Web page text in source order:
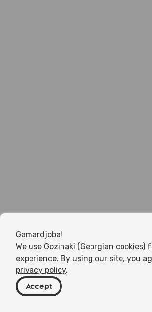
Gamardjoba!
We use Gozinaki (Georgian cookies)
experience. By using our site, you
privacy policy.
Accept